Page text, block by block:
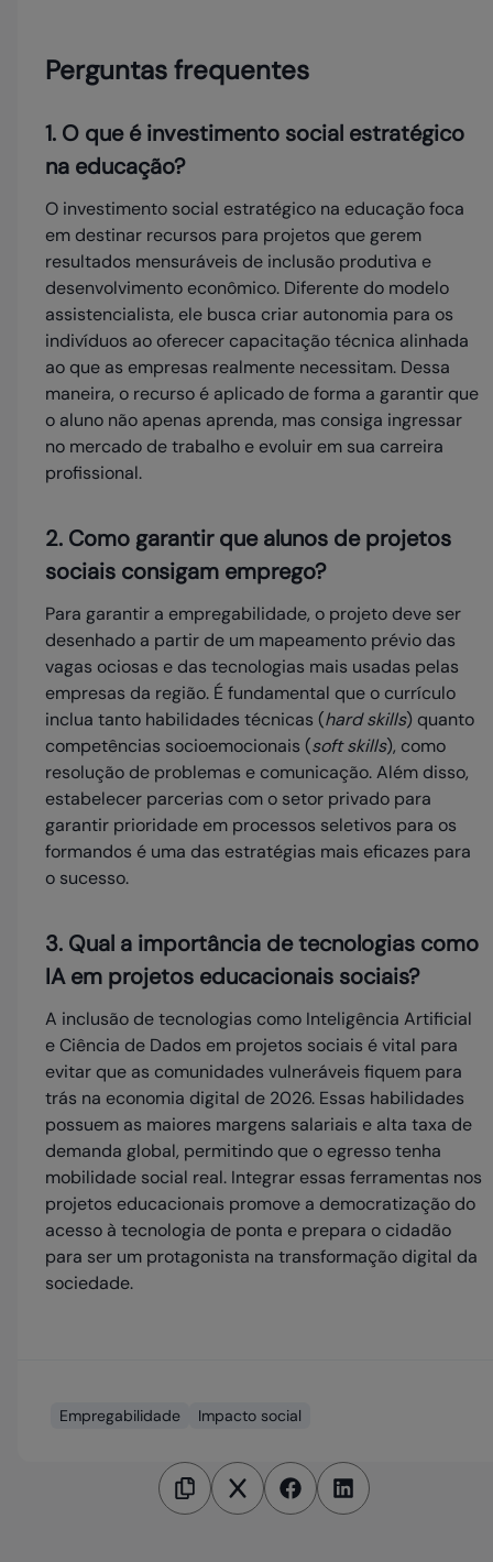
Perguntas frequentes
1. O que é investimento social estratégico
na educação?
O investimento social estratégico na educação foca
em destinar recursos para projetos que gerem
resultados mensuráveis de inclusão produtiva e
desenvolvimento econômico. Diferente do modelo
assistencialista, ele busca criar autonomia para os
indivíduos ao oferecer capacitação técnica alinhada
ao que as empresas realmente necessitam. Dessa
maneira, o recurso é aplicado de forma a garantir que
o aluno não apenas aprenda, mas consiga ingressar
no mercado de trabalho e evoluir em sua carreira
profissional.
2. Como garantir que alunos de projetos
sociais consigam emprego?
Para garantir a empregabilidade, o projeto deve ser
desenhado a partir de um mapeamento prévio das
vagas ociosas e das tecnologias mais usadas pelas
empresas da região. É fundamental que o currículo
inclua tanto habilidades técnicas (hard skills) quanto
competências socioemocionais (soft skills), como
resolução de problemas e comunicação. Além disso,
estabelecer parcerias com o setor privado para
garantir prioridade em processos seletivos para os
formandos é uma das estratégias mais eficazes para
o sucesso.
3. Qual a importância de tecnologias como
IA em projetos educacionais sociais?
A inclusão de tecnologias como Inteligência Artificial
e Ciência de Dados em projetos sociais é vital para
evitar que as comunidades vulneráveis fiquem para
trás na economia digital de 2026. Essas habilidades
possuem as maiores margens salariais e alta taxa de
demanda global, permitindo que o egresso tenha
mobilidade social real. Integrar essas ferramentas nos
projetos educacionais promove a democratização do
acesso à tecnologia de ponta e prepara o cidadão
para ser um protagonista na transformação digital da
sociedade.
Empregabilidade Impacto social